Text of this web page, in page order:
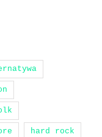
hard rock